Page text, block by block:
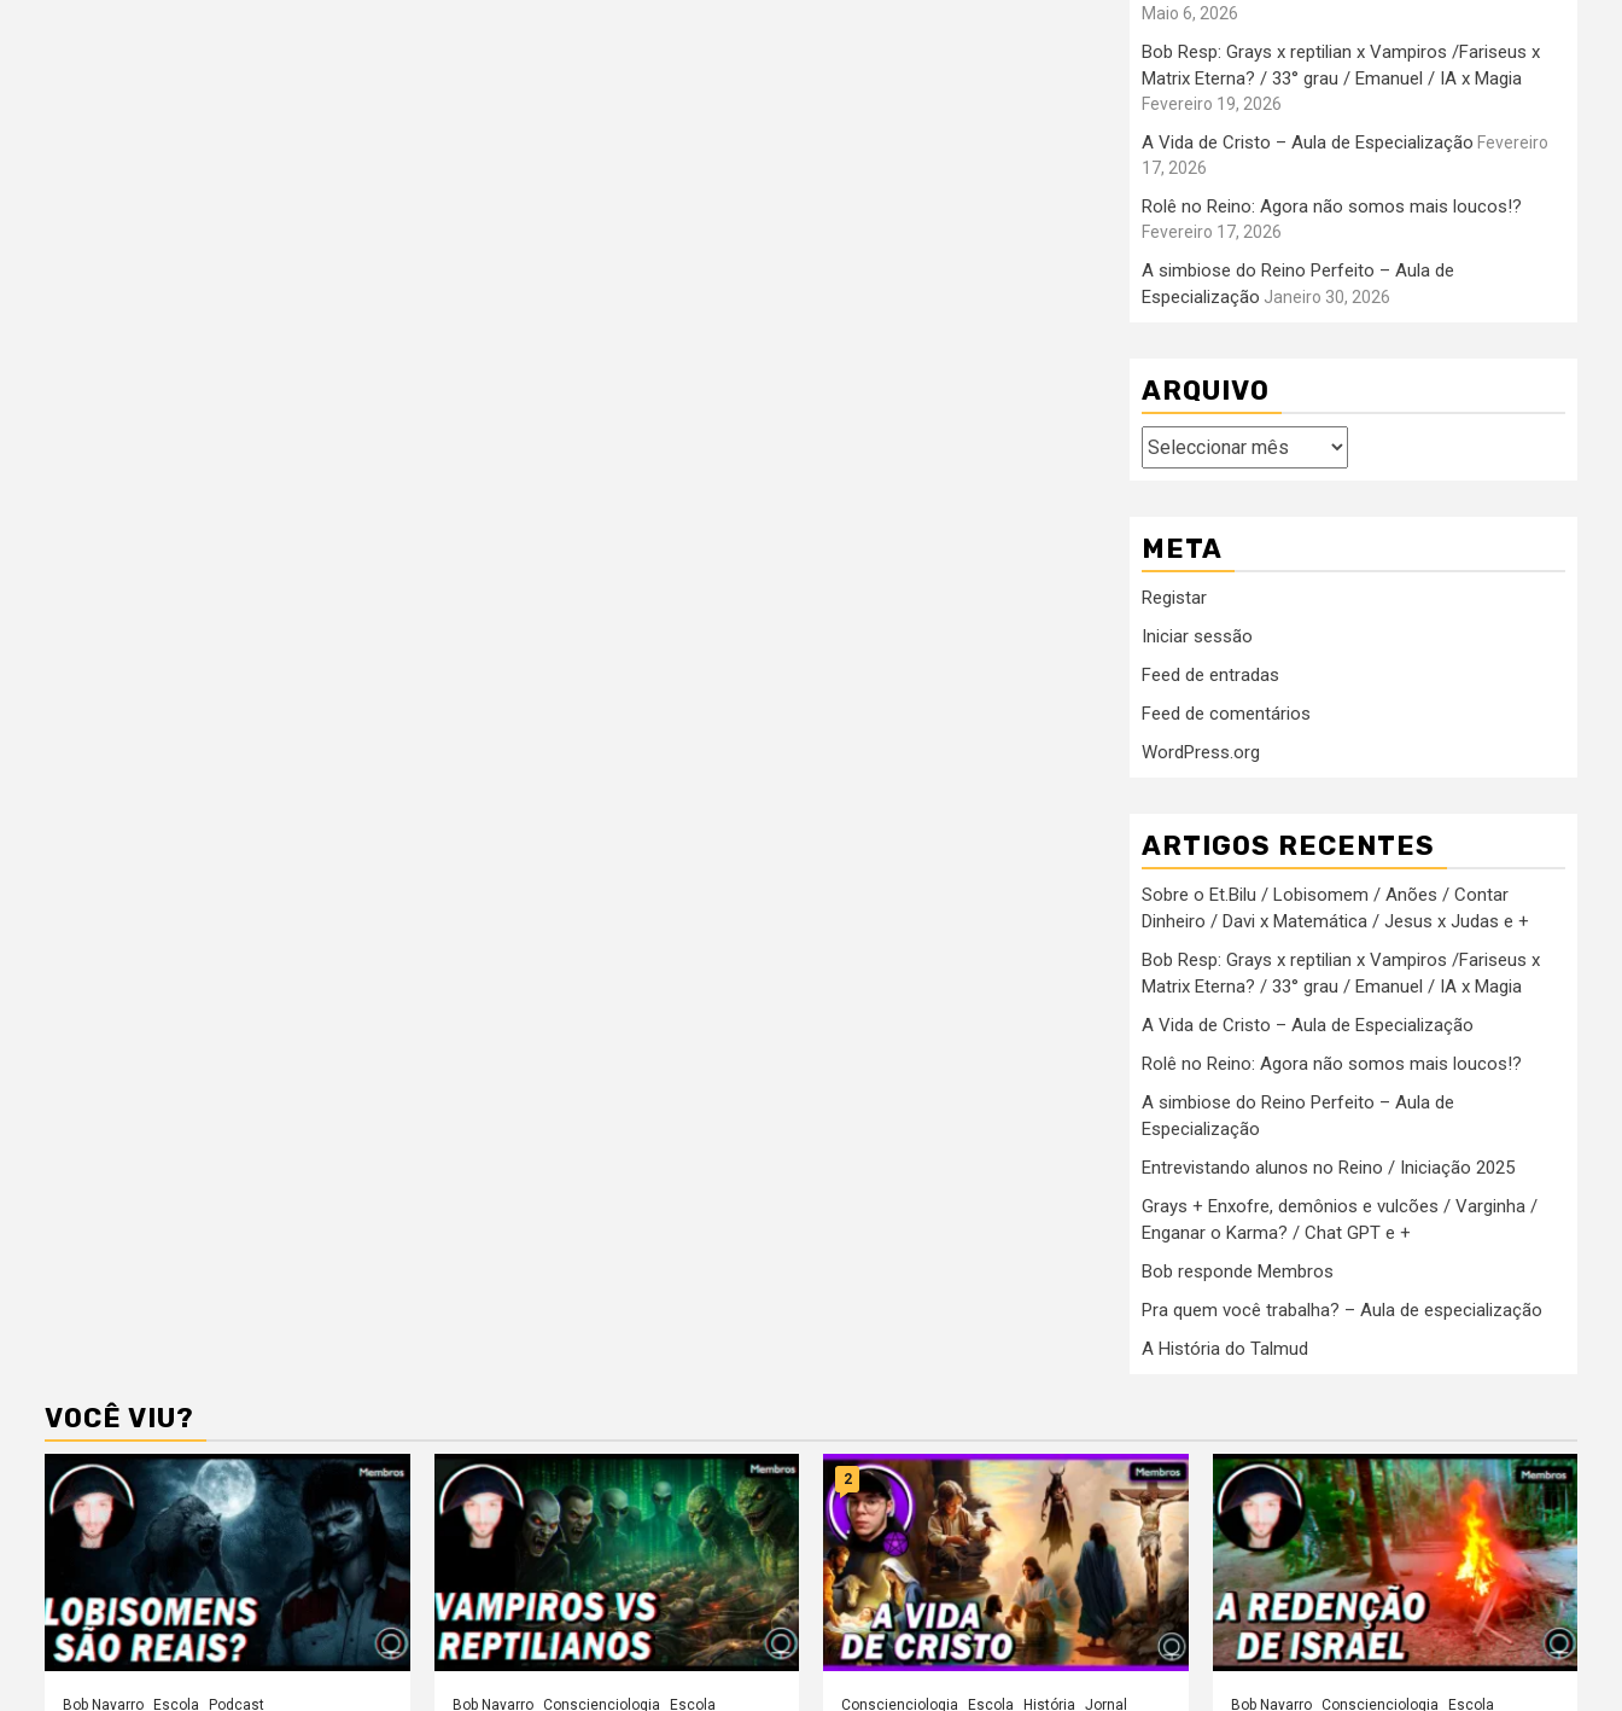
Maio 6, 2026
Bob Resp: Grays x reptilian x Vampiros /Fariseus x
Matrix Eterna? / 33° grau / Emanuel / IA x Magia
Fevereiro 19, 2026
A Vida de Cristo – Aula de Especialização Fevereiro
17, 2026
Rolê no Reino: Agora não somos mais loucos!?
Fevereiro 17, 2026
A simbiose do Reino Perfeito – Aula de
Especialização Janeiro 30, 2026
ARQUIVO
Arquivo
META
Registar
Iniciar sessão
Feed de entradas
Feed de comentários
WordPress.org
ARTIGOS RECENTES
Sobre o Et.Bilu / Lobisomem / Anões / Contar
Dinheiro / Davi x Matemática / Jesus x Judas e +
Bob Resp: Grays x reptilian x Vampiros /Fariseus x
Matrix Eterna? / 33° grau / Emanuel / IA x Magia
A Vida de Cristo – Aula de Especialização
Rolê no Reino: Agora não somos mais loucos!?
A simbiose do Reino Perfeito – Aula de
Especialização
Entrevistando alunos no Reino / Iniciação 2025
Grays + Enxofre, demônios e vulcões / Varginha /
Enganar o Karma? / Chat GPT e +
Bob responde Membros
Pra quem você trabalha? – Aula de especialização
A História do Talmud
VOCÊ VIU?
Bob Navarro Escola Podcast Bob Navarro Conscienciologia Escola
2
Conscienciologia Escola História Jornal Bob Navarro Conscienciologia Escola